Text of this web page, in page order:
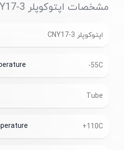
مشخصات اپتوکوپلر CNY17-3
اپتوکوپلر CNY17-3
-55C
Tube
+110C